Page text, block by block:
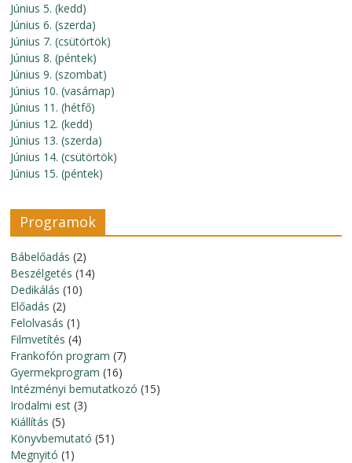
Június 5. (kedd)
Június 6. (szerda)
Június 7. (csütörtök)
Június 8. (péntek)
Június 9. (szombat)
Június 10. (vasárnap)
Június 11. (hétfő)
Június 12. (kedd)
Június 13. (szerda)
Június 14. (csütörtök)
Június 15. (péntek)
Programok
Bábelőadás (2)
Beszélgetés (14)
Dedikálás (10)
Előadás (2)
Felolvasás (1)
Filmvetítés (4)
Frankofón program (7)
Gyermekprogram (16)
Intézményi bemutatkozó (15)
Irodalmi est (3)
Kiállítás (5)
Könyvbemutató (51)
Megnyitó (1)